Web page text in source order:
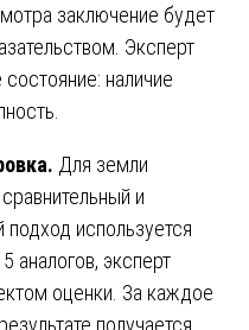
заключение будет
Эксперт
наличие
Для земли
и
используется
аналогов, эксперт
оценки. За каждое
получается